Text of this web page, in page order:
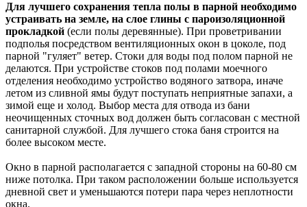
Для лучшего сохранения тепла полы в парной необходимо
устраивать на земле, на слое глины с пароизоляционной
прокладкой (если полы деревянные). При проветривании
подполья посредством вентиляционных окон в цоколе, под
парной "гуляет" ветер. Стоки для воды под полом парной не
делаются. При устройстве стоков под полами моечного
отделения необходимо устройство водяного затвора, иначе
летом из сливной ямы будут поступать неприятные запахи, а
зимой еще и холод. Выбор места для отвода из бани
неочищенных сточных вод должен быть согласован с местной
санитарной службой. Для лучшего стока баня строится на
более высоком месте.
Окно в парной располагается с западной стороны на 60-80 см
ниже потолка. При таком расположении больше используется
дневной свет и уменьшаются потери пара через неплотности
окна.